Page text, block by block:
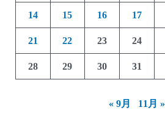
14 15 16 17
21 22 23 24
28 29 30 31
« 9月 11月 »